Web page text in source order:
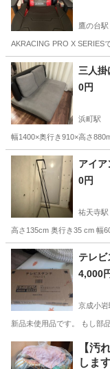
鷹の台駅
AKRACING PRO X SERIES
東京 小平市 鷹の台
三人掛
0円
浜町駅
幅1400×奥行き910×高さ
東京 中央区 浜町駅
アイ
0円
祐天寺駅
高さ135cm 奥行き35 cm 幅
東京 世田谷区 祐
テレビ
4,000
京成小岩
新品未使用品です。 もし部
東京 江戸川区 京
【汚
しま